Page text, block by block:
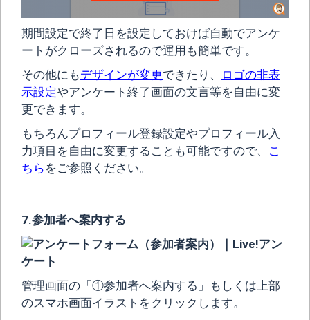
期間設定で終了日を設定しておけば自動でアンケ
ートがクローズされるので運用も簡単です。
その他にもデザインが変更できたり、
ロゴの非表
示設定やアンケート終了画面の文言等を自由に変
更できます。
もちろんプロフィール登録設定やプロフィール入
力項目を自由に変更することも可能ですので、 こ
ちら をご参照ください。
7.参加者へ案内する
管理画面の「①参加者へ案内する」もしくは上部
のスマホ画面イラストをクリックします。